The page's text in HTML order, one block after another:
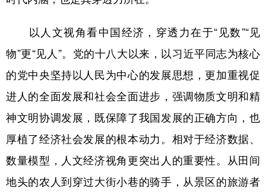
地方频道
北京 天津 河北 山西
浙江 安徽 福建 江西
山东 河南 湖北 湖南
广东 广西 海南 重庆
四川 贵州 云南 西藏
以人文视角看中国经济，穿透力在于“见数”“见
物”更“见人”。党的十八大以来，以习近平同志为核心
的党中央坚持以人民为中心的发展思想，更加重视促
进人的全面发展和社会全面进步，强调物质文明和精
神文明协调发展，既保障了我国发展的正确方向，也
厚植了经济社会发展的根本动力。相对于经济数据、
数量模型，人文经济视角更突出人的重要性。从田间
地头的农人到穿过大街小巷的骑手，从景区的旅游者